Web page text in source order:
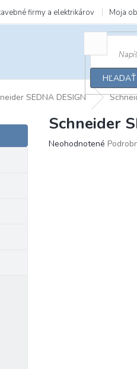
firmy a elektrikárov Moja
HĽADAŤ
SEDNA DESIGN
Schneider
Priemerné
Neohodnotené